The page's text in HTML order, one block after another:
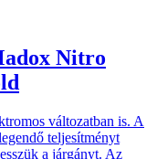
Nitro
változatban is. A
teljesítményt
a járgányt. Az